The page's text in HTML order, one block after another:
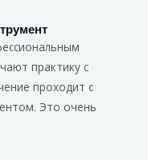
практику с
проходит с
Это очень